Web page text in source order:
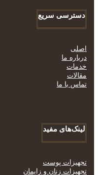
دسترسی سریع
اصلی
درباره ما
خدمات
مقالات
تماس با ما
لینک‌های مفید
تجهیزات پوست
تجهیزات زنان و زایمان